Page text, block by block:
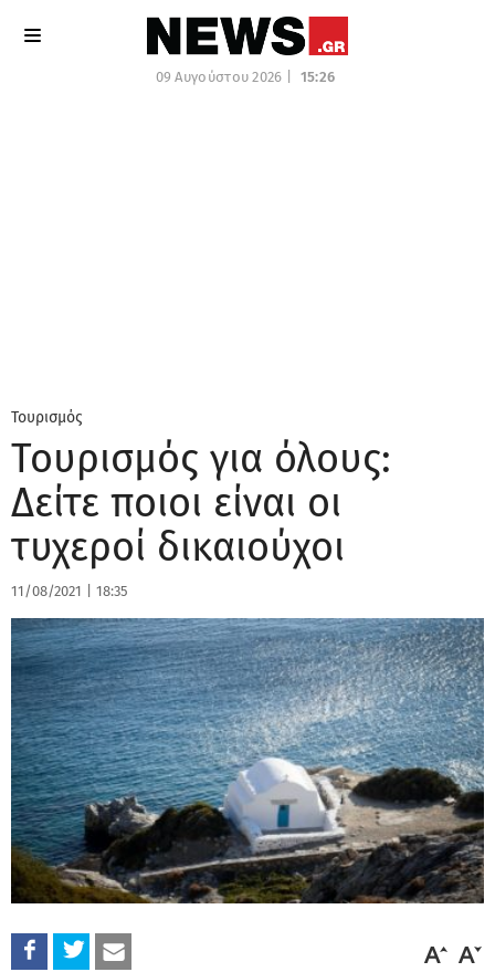
09 Αυγούστου 2026 | 15:26
Τουρισμός
Τουρισμός για όλους:
Δείτε ποιοι είναι οι
τυχεροί δικαιούχοι
11/08/2021 18:35